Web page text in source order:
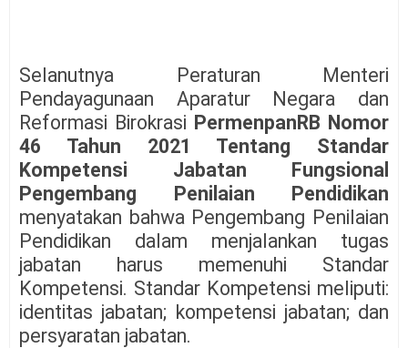
Selanutnya Peraturan Menteri
Pendayagunaan Aparatur Negara dan
Reformasi Birokrasi PermenpanRB Nomor
46 Tahun 2021 Tentang Standar
Kompetensi Jabatan Fungsional
Pengembang Penilaian Pendidikan
menyatakan bahwa Pengembang Penilaian
Pendidikan dalam menjalankan tugas
jabatan harus memenuhi Standar
Kompetensi. Standar Kompetensi meliputi:
identitas jabatan; kompetensi jabatan; dan
persyaratan jabatan.